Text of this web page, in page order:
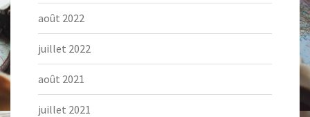
août 2022
juillet 2022
août 2021
juillet 2021